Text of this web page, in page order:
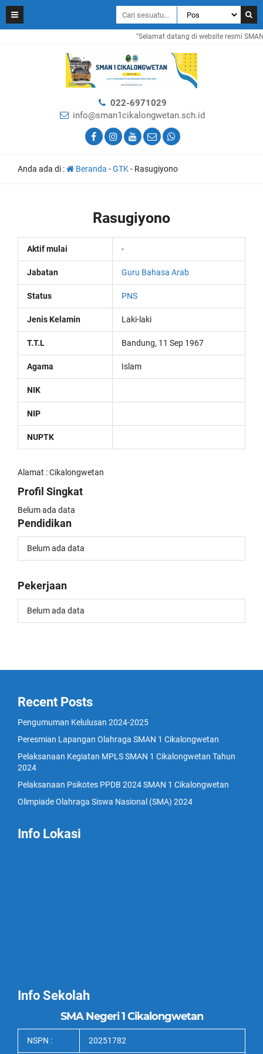
"Selamat datang di website resmi
022-6971029
info@sman1cikalongwetan.sch.id
Anda ada di : Beranda -GTK- Rasugiyono
Rasugiyono
Aktif mulai -
Jabatan Guru Bahasa Arab
Status PNS
Jenis Kelamin Laki-laki
T.T.L Bandung, 11 Sep 1967
Agama Islam
NIK
NIP
NUPTK
Alamat : Cikalongwetan
Profil Singkat
Belum ada data
Pendidikan
Belum ada data
Pekerjaan
Belum ada data
Recent Posts
Pengumuman Kelulusan 2024-2025
Peresmian Lapangan Olahraga SMAN 1 Cikalongwetan
Pelaksanaan Kegiatan MPLS SMAN 1 Cikalongwetan Tahun
2024
Pelaksanaan Psikotes PPDB 2024 SMAN 1 Cikalongwetan
Olimpiade Olahraga Siswa Nasional (SMA) 2024
Info Lokasi
Info Sekolah
SMA Negeri 1 Cikalongwetan
NSPN : 20251782